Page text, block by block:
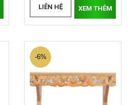
LIÊN HỆ XEM THÊM
-6%